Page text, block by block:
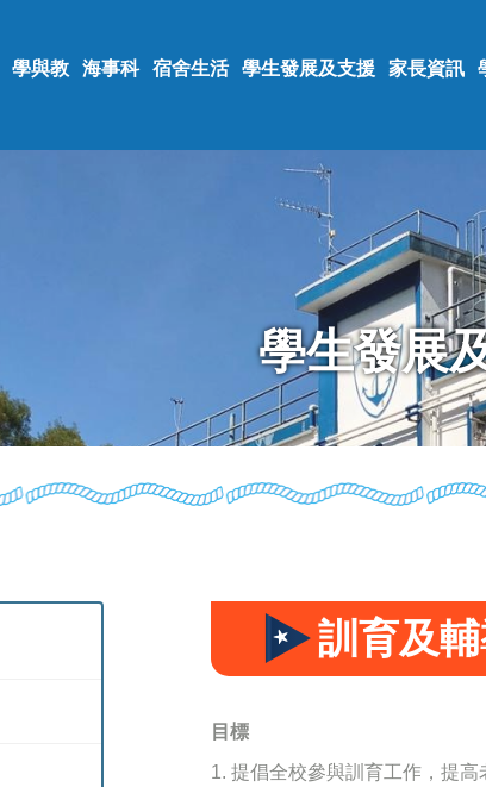
學與教 海事科 宿舍生活 學生發展及支援 家長資訊
學生發展
訓育及
目標
1. 提倡全校參與訓育工作，提高